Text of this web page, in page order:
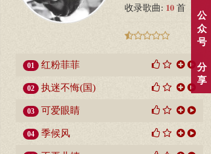
收录歌曲: 10 首
01 红粉菲菲
02 执迷不悔(国)
03 可爱眼睛
04 季候风
公
众
号
分
享